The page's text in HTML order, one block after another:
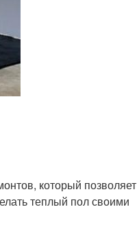
который позволяет
теплый пол своими